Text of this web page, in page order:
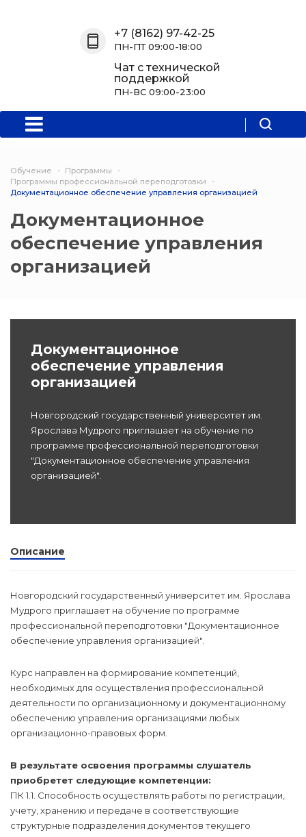
колледж
подготовки
(Скрытые)
Цифровая
Мероприятия
Информация
+7 (8162) 97-42-25
ПН-ПТ 09:00-18:00
Чат с технической
поддержкой
ПН-ВС 09:00-23:00
Обучение
Программы
Программы профессиональной переподготовки
Документационное обеспечение управления организацией
Документационное
обеспечение управления
организацией
Документационное
обеспечение управления
организацией
Новгородский государственный университет им.
Ярослава Мудрого приглашает на обучение по
программе профессиональной переподготовки
"Документационное обеспечение управления
организацией".
Описание
Новгородский государственный университет им. Ярослава
Мудрого приглашает на обучение по программе
профессиональной переподготовки "Документационное
обеспечение управления организацией".
Курс направлен на формирование компетенций,
необходимых для осуществления профессиональной
деятельности по организационному и документационному
обеспечению управления организациями любых
организационно-правовых форм.
В результате освоения программы слушатель
приобретет следующие компетенции:
ПК 1.1. Способность осуществлять работы по регистрации,
учету, хранению и передаче в соответствующие
структурные подразделения документов текущего